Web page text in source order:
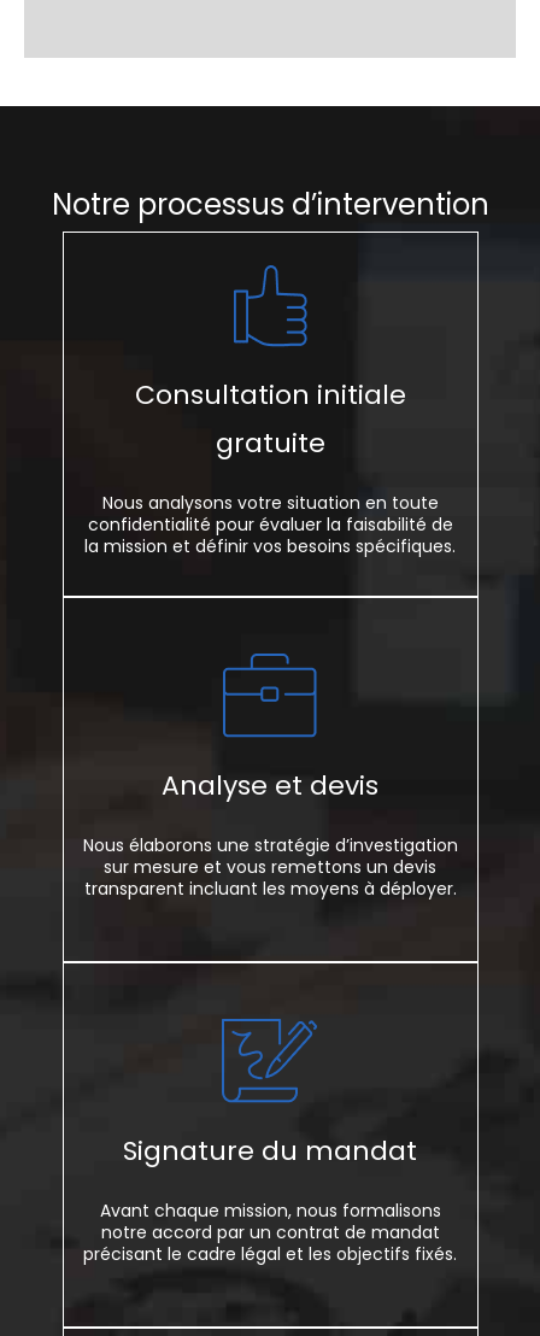
Notre processus d’intervention
Consultation initiale
gratuite
Nous analysons votre situation en toute
confidentialité pour évaluer la faisabilité de
la mission et définir vos besoins spécifiques.
Analyse et devis
Nous élaborons une stratégie d’investigation
sur mesure et vous remettons un devis
transparent incluant les moyens à déployer.
Signature du mandat
Avant chaque mission, nous formalisons
notre accord par un contrat de mandat
précisant le cadre légal et les objectifs fixés.